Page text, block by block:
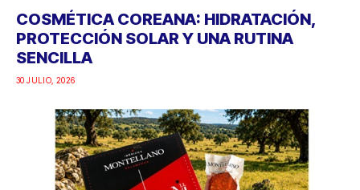
COSMÉTICA COREANA: HIDRATACIÓN,
PROTECCIÓN SOLAR Y UNA RUTINA
SENCILLA
30 JULIO, 2026